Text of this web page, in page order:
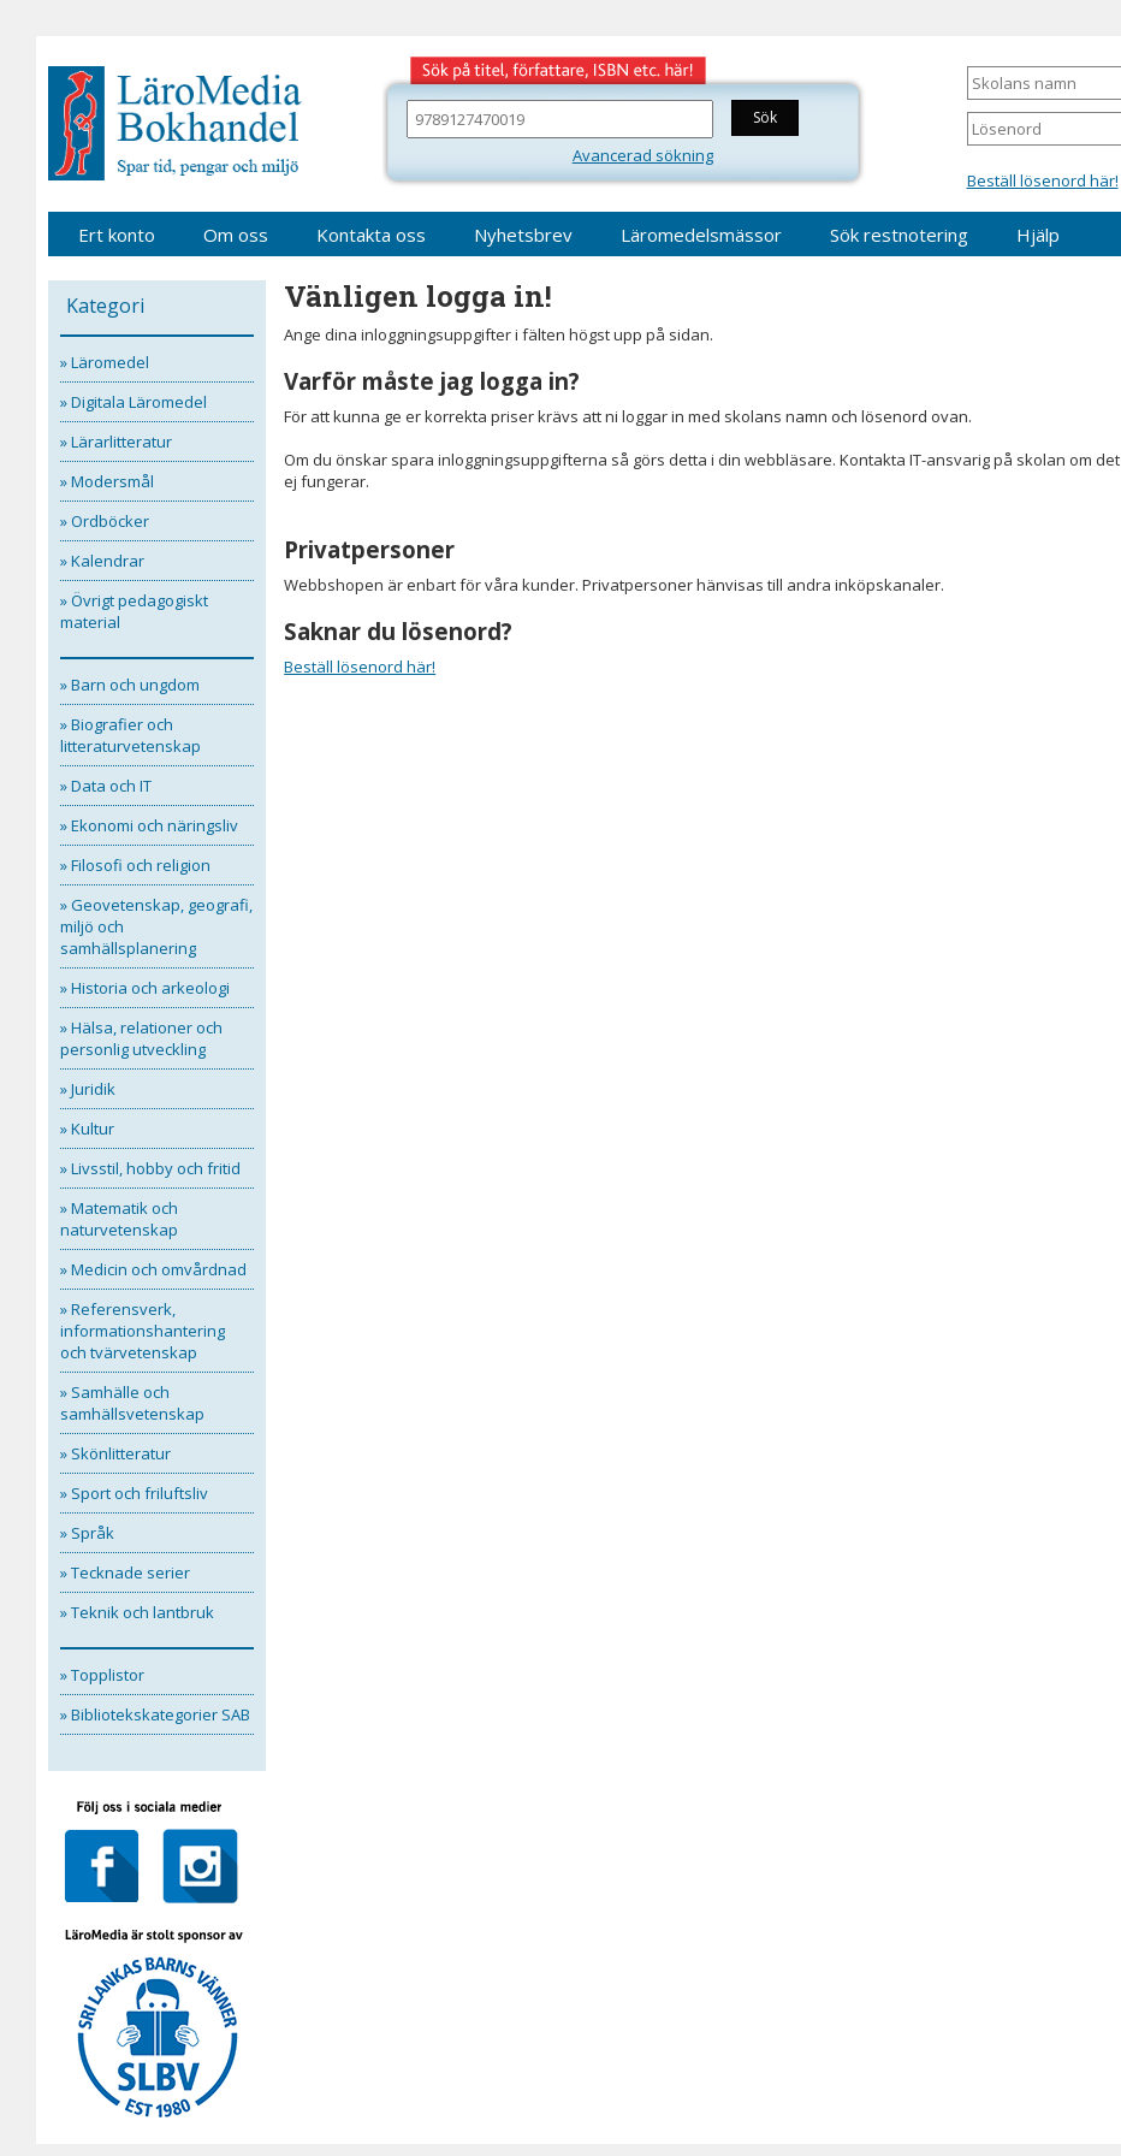
Skolans
namn
Lösenord
Beställ lösenord här!
Sök
bland
våra
Avancerad sökning
Ert konto Om oss Kontakta oss Nyhetsbrev Läromedelsmässor Sök restnotering Hjälp
Kategori
» Läromedel
» Digitala Läromedel
» Lärarlitteratur
» Modersmål
» Ordböcker
» Kalendrar
» Övrigt pedagogiskt
material
» Barn och ungdom
» Biografier och
litteraturvetenskap
» Data och IT
» Ekonomi och näringsliv
» Filosofi och religion
» Geovetenskap, geografi,
miljö och
samhällsplanering
» Historia och arkeologi
» Hälsa, relationer och
personlig utveckling
» Juridik
» Kultur
» Livsstil, hobby och fritid
» Matematik och
naturvetenskap
» Medicin och omvårdnad
» Referensverk,
informationshantering
och tvärvetenskap
» Samhälle och
samhällsvetenskap
» Skönlitteratur
» Sport och friluftsliv
» Språk
» Tecknade serier
» Teknik och lantbruk
» Topplistor
» Bibliotekskategorier SAB
Vänligen logga in!
Ange dina inloggningsuppgifter i fälten högst upp på sidan.
Varför måste jag logga in?
För att kunna ge er korrekta priser krävs att ni loggar in med skolans namn och lösenord ovan.
Om du önskar spara inloggningsuppgifterna så görs detta i din webbläsare. Kontakta IT-ansvarig på skolan om det
ej fungerar.
Privatpersoner
Webbshopen är enbart för våra kunder. Privatpersoner hänvisas till andra inköpskanaler.
Saknar du lösenord?
Beställ lösenord här!